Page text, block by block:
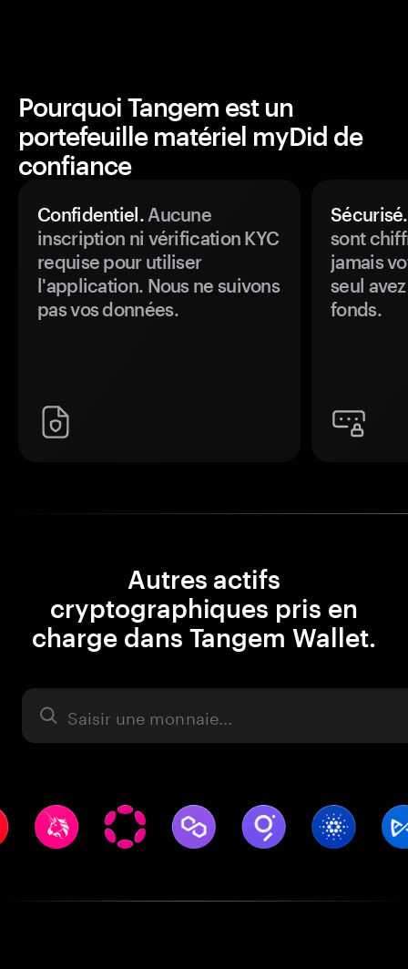
Pourquoi Tangem est un
portefeuille matériel myDid de
confiance
Confidentiel.Aucune
inscription ni vérification KYC
requise pour utiliser
l'application. Nous ne suivons
pas vos données.
Sécurisé.
sont
jamais
seul
fonds.
Autres actifs
cryptographiques pris en
charge dans Tangem Wallet.
Actifs